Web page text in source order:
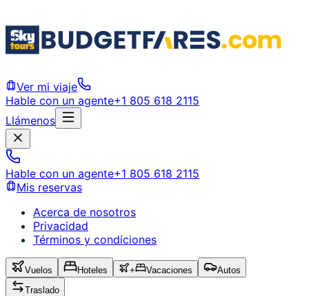
Ver mi viaje
Hable con un agente+1 805 618 2115
Llámenos
Hable con un agente+1 805 618 2115
Mis reservas
Acerca de nosotros
Privacidad
Términos y condiciones
Vuelos Hoteles + Vacaciones
Autos
Traslado